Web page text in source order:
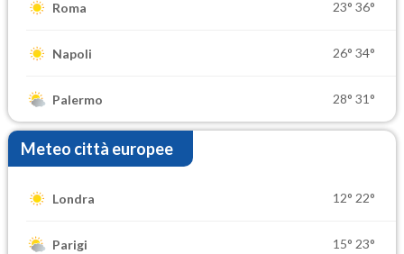
Roma 23° 36°
Napoli 26° 34°
Palermo 28° 31°
Meteo città europee
Londra 12° 22°
Parigi 15° 23°